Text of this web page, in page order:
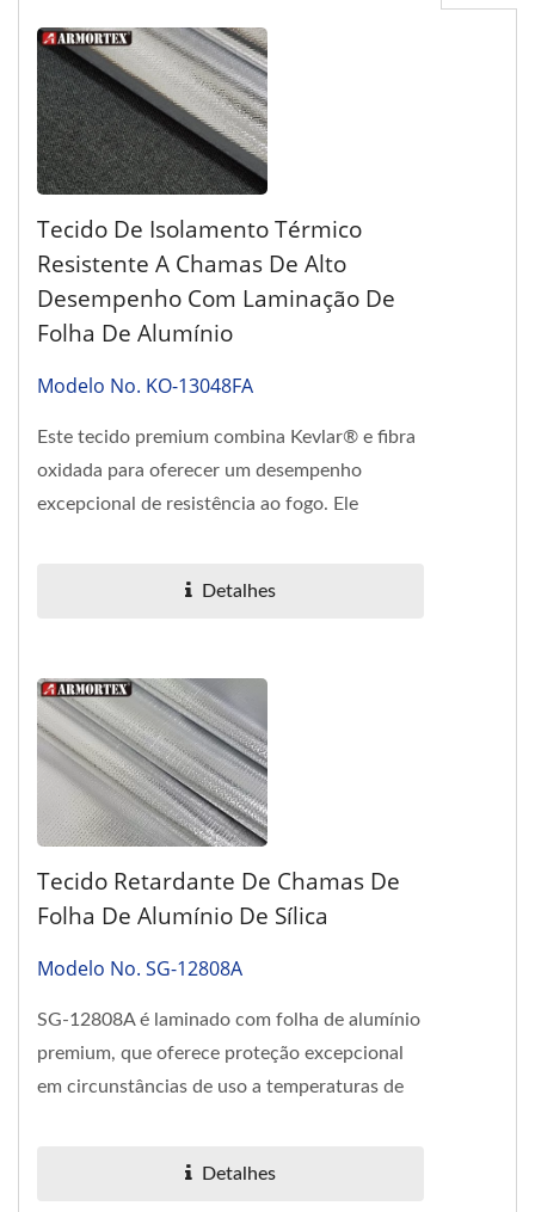
Tecido De Isolamento Térmico
Resistente A Chamas De Alto
Desempenho Com Laminação De
Folha De Alumínio
Modelo No. KO-13048FA
Este tecido premium combina Kevlar® e fibra
oxidada para oferecer um desempenho
excepcional de resistência ao fogo. Ele
Detalhes
Tecido Retardante De Chamas De
Folha De Alumínio De Sílica
Modelo No. SG-12808A
SG-12808A é laminado com folha de alumínio
premium, que oferece proteção excepcional
em circunstâncias de uso a temperaturas de
Detalhes